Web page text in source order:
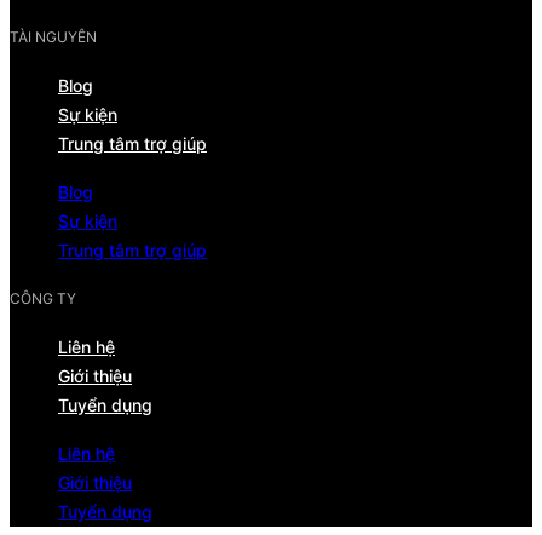
TÀI NGUYÊN
Blog
Sự kiện
Trung tâm trợ giúp
Blog
Sự kiện
Trung tâm trợ giúp
CÔNG TY
Liên hệ
Giới thiệu
Tuyển dụng
Liên hệ
Giới thiệu
Tuyển dụng